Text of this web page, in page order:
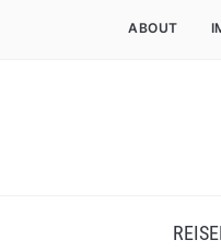
ABOUT